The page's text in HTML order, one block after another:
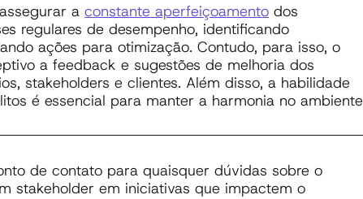
a constante aperfeiçoamento dos
regulares de desempenho, identificando
ações para otimização. Contudo, para isso, o
a feedback e sugestões de melhoria dos
stakeholders e clientes. Além disso, a habilidade
é essencial para manter a harmonia no ambiente
de contato para quaisquer dúvidas sobre o
stakeholder em iniciativas que impactem o